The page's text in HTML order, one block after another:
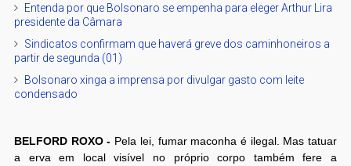
Entenda por que Bolsonaro se empenha para eleger Arthur Lira
presidente da Câmara
Sindicatos confirmam que haverá greve dos caminhoneiros a
partir de segunda (01)
Bolsonaro xinga a imprensa por divulgar gasto com leite
condensado
BELFORD ROXO - Pela lei, fumar maconha é ilegal. Mas tatuar
a erva em local visível no próprio corpo também fere a